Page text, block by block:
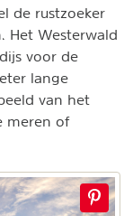
de rustzoeker
Het Westerwald
voor de
lange
van het
meren of